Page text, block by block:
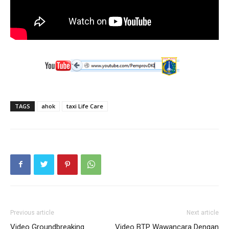
TAGS ahok taxi Life Care
Previous article
Video Groundbreaking
Next article
Video BTP Wawancara Dengan